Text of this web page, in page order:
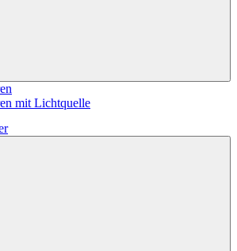
mit Lichtquelle